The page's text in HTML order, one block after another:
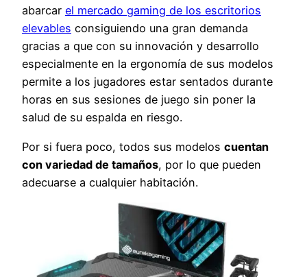
abarcar el mercado gaming de los escritorios
elevables consiguiendo una gran demanda
gracias a que con su innovación y desarrollo
especialmente en la ergonomía de sus modelos
permite a los jugadores estar sentados durante
horas en sus sesiones de juego sin poner la
salud de su espalda en riesgo.
Por si fuera poco, todos sus modelos cuentan
con variedad de tamaños, por lo que pueden
adecuarse a cualquier habitación.